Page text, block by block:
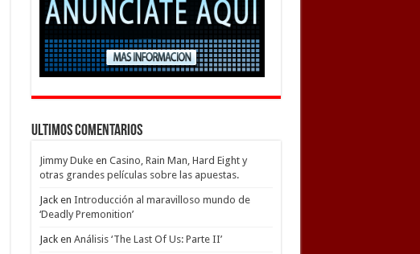
Ultimos Comentarios
Jimmy Dukeen Casino, Rain Man, Hard Eight y
otras grandes películas sobre las apuestas.
Jacken Introducción al maravilloso mundo de
‘Deadly Premonition’
Jacken Análisis ‘The Last Of Us: Parte II’